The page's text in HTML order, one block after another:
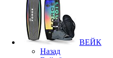
ВЕЙК
Назад